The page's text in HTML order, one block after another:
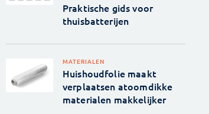
Praktische gids voor
thuisbatterijen
MATERIALEN
Huishoudfolie maakt
verplaatsen atoomdikke
materialen makkelijker